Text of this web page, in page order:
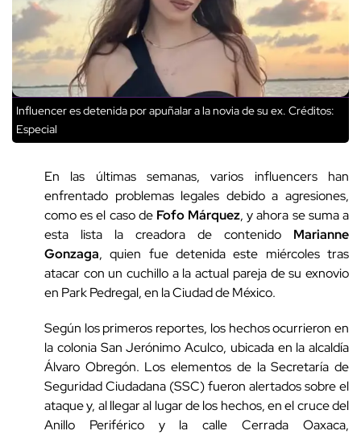
Influencer es detenida por apuñalar a la novia de su ex. Créditos:
Especial
En las últimas semanas, varios influencers han
enfrentado problemas legales debido a agresiones,
como es el caso de Fofo Márquez, y ahora se suma a
esta lista la creadora de contenido Marianne
Gonzaga, quien fue detenida este miércoles tras
atacar con un cuchillo a la actual pareja de su exnovio
en Park Pedregal, en la Ciudad de México.
Según los primeros reportes, los hechos ocurrieron en
la colonia San Jerónimo Aculco, ubicada en la alcaldía
Álvaro Obregón. Los elementos de la Secretaría de
Seguridad Ciudadana (SSC) fueron alertados sobre el
ataque y, al llegar al lugar de los hechos, en el cruce del
Anillo Periférico y la calle Cerrada Oaxaca,